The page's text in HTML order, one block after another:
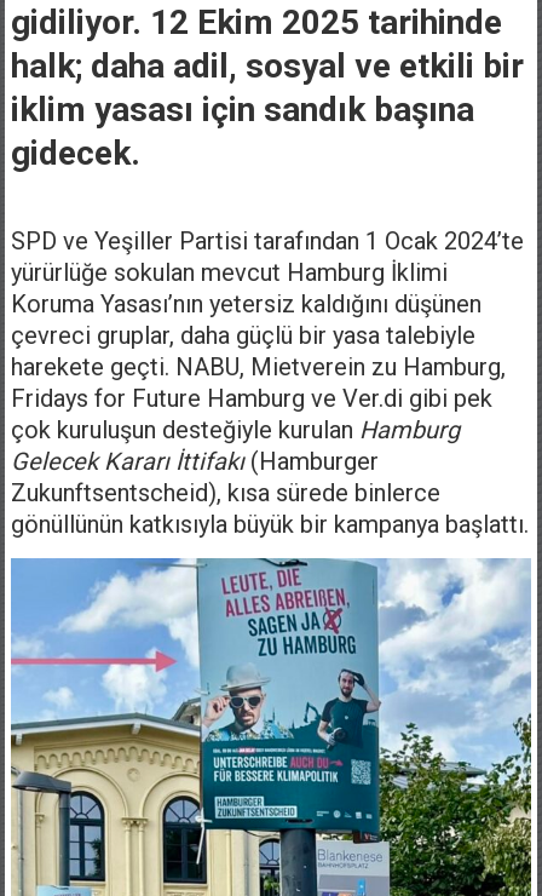
gidiliyor. 12 Ekim 2025 tarihinde
halk; daha adil, sosyal ve etkili bir
iklim yasası için sandık başına
gidecek.
SPD ve Yeşiller Partisi tarafından 1 Ocak 2024’te
yürürlüğe sokulan mevcut Hamburg İklimi
Koruma Yasası’nın yetersiz kaldığını düşünen
çevreci gruplar, daha güçlü bir yasa talebiyle
harekete geçti. NABU, Mietverein zu Hamburg,
Fridays for Future Hamburg ve Ver.di gibi pek
çok kuruluşun desteğiyle kurulan Hamburg
Gelecek Kararı İttifakı(Hamburger
Zukunftsentscheid), kısa sürede binlerce
gönüllünün katkısıyla büyük bir kampanya başlattı.